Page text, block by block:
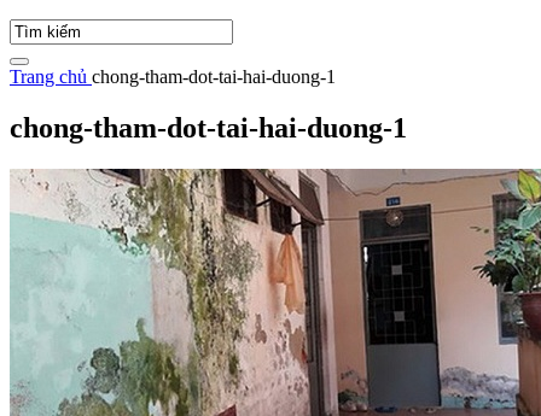
Trang chủ chong-tham-dot-tai-hai-duong-1
chong-tham-dot-tai-hai-duong-1